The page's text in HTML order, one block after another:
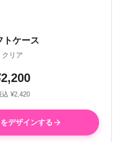
トケース
クリア
込 ¥2,420
デザインする